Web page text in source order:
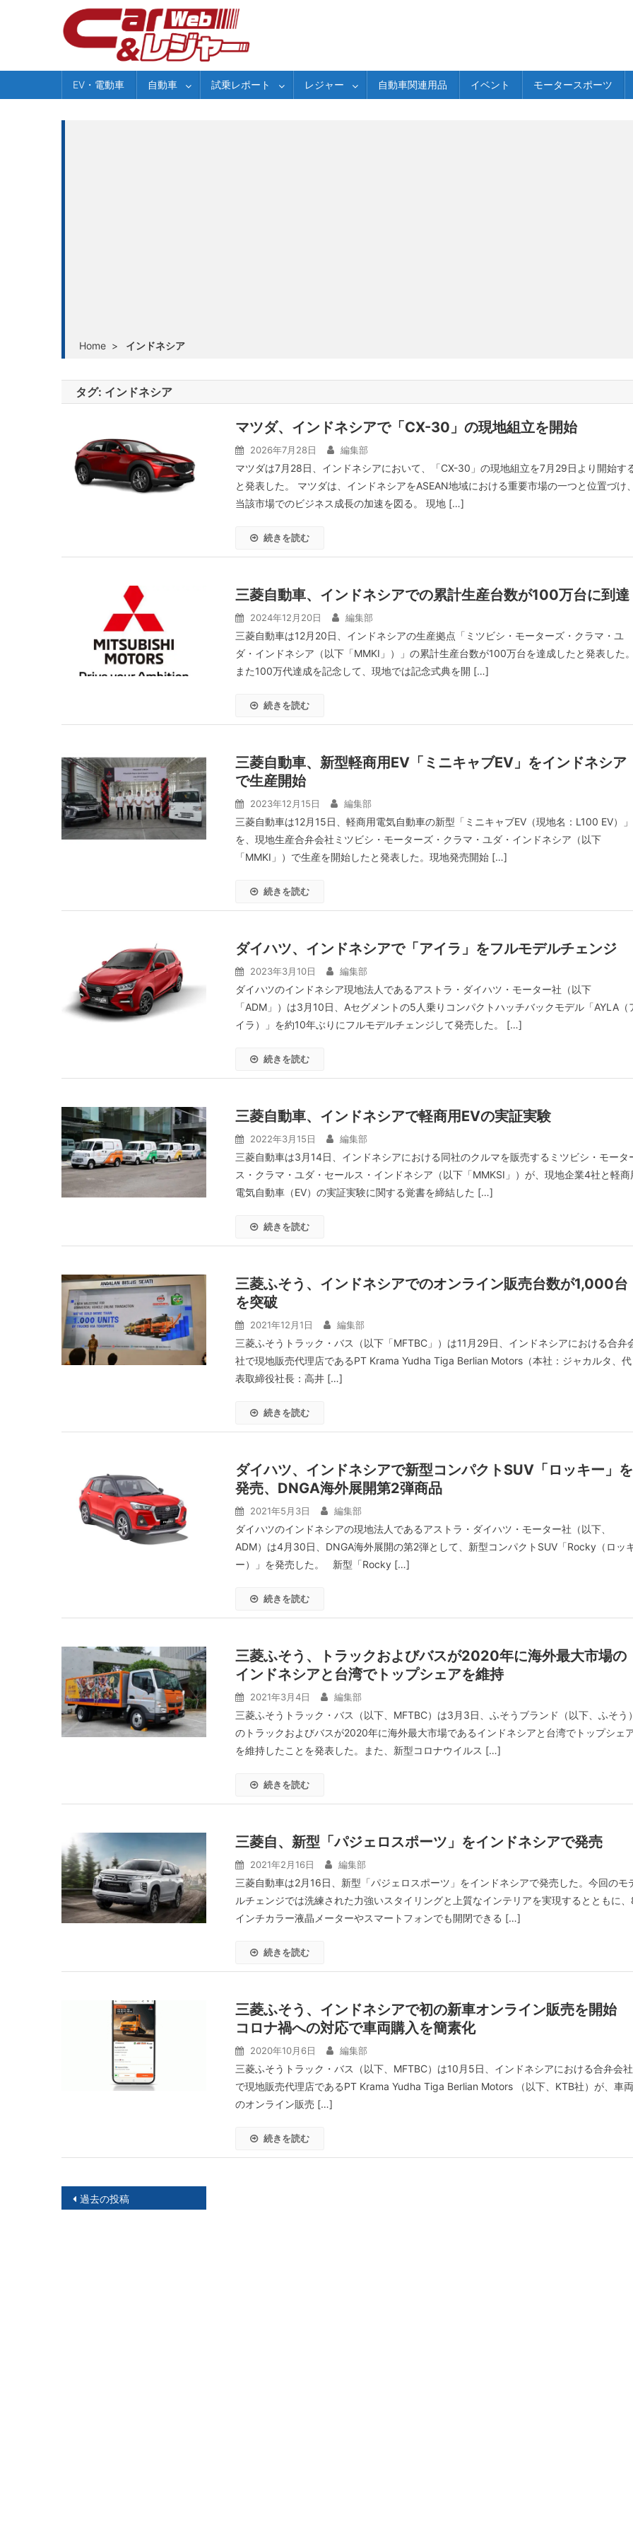
EV・電動車 自動車 試乗レポート レジャー 自動車関連用品 イベント モータースポーツ
Home > インドネシア
タグ: インドネシア
マツダ、インドネシアで「CX-30」の現地組立を開始
2026年7月28日 編集部
マツダは7月28日、インドネシアにおいて、「CX-30」の現地組立を7月29日より開始す
と発表した。 マツダは、インドネシアをASEAN地域における重要市場の一つと位置づけ
当該市場でのビジネス成長の加速を図る。 現地 […]
続きを読む
三菱自動車、インドネシアでの累計生産台数が100万台に到達
2024年12月20日 編集部
三菱自動車は12月20日、インドネシアの生産拠点「ミツビシ・モーターズ・クラマ・ユ
ダ・インドネシア（以下「MMKI」）」の累計生産台数が100万台を達成したと発表した
また100万代達成を記念して、現地では記念式典を開 […]
続きを読む
三菱自動車、新型軽商用EV「ミニキャブEV」をインドネシア
で生産開始
2023年12月15日 編集部
三菱自動車は12月15日、軽商用電気自動車の新型「ミニキャブEV（現地名：L100 EV）」
を、現地生産合弁会社ミツビシ・モーターズ・クラマ・ユダ・インドネシア（以下
「MMKI」）で生産を開始したと発表した。現地発売開始 […]
続きを読む
ダイハツ、インドネシアで「アイラ」をフルモデルチェンジ
2023年3月10日 編集部
ダイハツのインドネシア現地法人であるアストラ・ダイハツ・モーター社（以下
「ADM」）は3月10日、Aセグメントの5人乗りコンパクトハッチバックモデル「AYLA（
イラ）」を約10年ぶりにフルモデルチェンジして発売した。 […]
続きを読む
三菱自動車、インドネシアで軽商用EVの実証実験
2022年3月15日 編集部
三菱自動車は3月14日、インドネシアにおける同社のクルマを販売するミツビシ・モータ
ス・クラマ・ユダ・セールス・インドネシア（以下「MMKSI」）が、現地企業4社と軽商
電気自動車（EV）の実証実験に関する覚書を締結した […]
続きを読む
三菱ふそう、インドネシアでのオンライン販売台数が1,000台
を突破
2021年12月1日 編集部
三菱ふそうトラック・バス（以下「MFTBC」）は11月29日、インドネシアにおける合弁
社で現地販売代理店であるPT Krama Yudha Tiga Berlian Motors（本社：ジャカルタ、代
表取締役社長：高井 […]
続きを読む
ダイハツ、インドネシアで新型コンパクトSUV「ロッキー」を
発売、DNGA海外展開第2弾商品
2021年5月3日 編集部
ダイハツのインドネシアの現地法人であるアストラ・ダイハツ・モーター社（以下、
ADM）は4月30日、DNGA海外展開の第2弾として、新型コンパクトSUV「Rocky（ロッ
ー）」を発売した。 新型「Rocky […]
続きを読む
三菱ふそう、トラックおよびバスが2020年に海外最大市場の
インドネシアと台湾でトップシェアを維持
2021年3月4日 編集部
三菱ふそうトラック・バス（以下、MFTBC）は3月3日、ふそうブランド（以下、ふそう
のトラックおよびバスが2020年に海外最大市場であるインドネシアと台湾でトップシェ
を維持したことを発表した。また、新型コロナウイルス […]
続きを読む
三菱自、新型「パジェロスポーツ」をインドネシアで発売
2021年2月16日 編集部
三菱自動車は2月16日、新型「パジェロスポーツ」をインドネシアで発売した。今回のモ
ルチェンジでは洗練された力強いスタイリングと上質なインテリアを実現するとともに
インチカラー液晶メーターやスマートフォンでも開閉できる […]
続きを読む
三菱ふそう、インドネシアで初の新車オンライン販売を開始
コロナ禍への対応で車両購入を簡素化
2020年10月6日 編集部
三菱ふそうトラック・バス（以下、MFTBC）は10月5日、インドネシアにおける合弁会社
で現地販売代理店であるPT Krama Yudha Tiga Berlian Motors （以下、KTB社）が、車両
のオンライン販売 […]
続きを読む
投過去の投稿